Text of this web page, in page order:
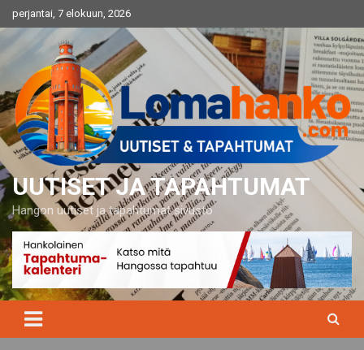
to
content
perjantai, 7 elokuun, 2026
UUTISET JA TAPAHTUMAT
Hangon uutiset ja tapahtumat sivusto